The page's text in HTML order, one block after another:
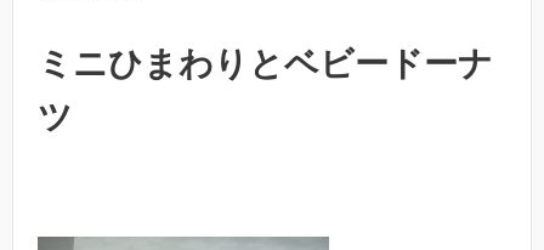
ミニひまわりとベビードーナ
ツ